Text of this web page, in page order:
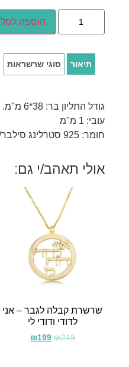
הוספה לסל
תיאור סוגי שרשראות
גודל התליון בר: 38*6 מ"מ.
עובי: 1 מ"מ
חומר: 925 סטרלינג סילבר/ ציפוי זהב/רוז 18 קראט.
אולי תאהב/י גם:
שרשרת קבלה לגבר – אני
לדודי ודודי לי
₪249
₪199